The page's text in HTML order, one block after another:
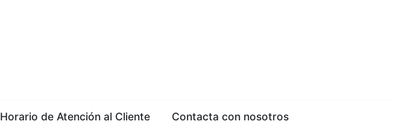
Horario de Atención al Cliente Contacta con nosotros